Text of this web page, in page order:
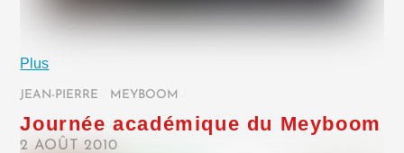
Plus
JEAN-PIERRE MEYBOOM
Journée académique du Meyboom
2 AOÛT 2010